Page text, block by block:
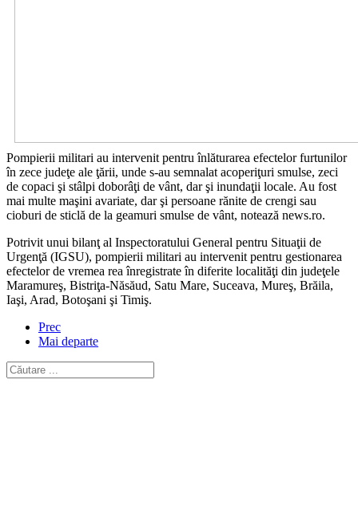
Pompierii militari au intervenit pentru înlăturarea efectelor furtunilor
în zece judeţe ale ţării, unde s-au semnalat acoperiţuri smulse, zeci
de copaci şi stâlpi doborâţi de vânt, dar şi inundaţii locale. Au fost
mai multe maşini avariate, dar şi persoane rănite de crengi sau
cioburi de sticlă de la geamuri smulse de vânt, notează news.ro.
Potrivit unui bilanţ al Inspectoratului General pentru Situaţii de
Urgenţă (IGSU), pompierii militari au intervenit pentru gestionarea
efectelor de vremea rea înregistrate în diferite localităţi din judeţele
Maramureş, Bistriţa-Năsăud, Satu Mare, Suceava, Mureş, Brăila,
Iaşi, Arad, Botoşani şi Timiş.
Prec
Mai departe